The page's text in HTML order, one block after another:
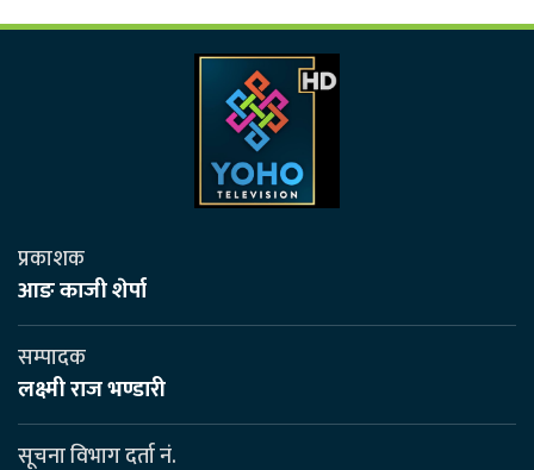
प्रकाशक
आङ काजी शेर्पा
सम्पादक
लक्ष्मी राज भण्डारी
सूचना विभाग दर्ता नं.